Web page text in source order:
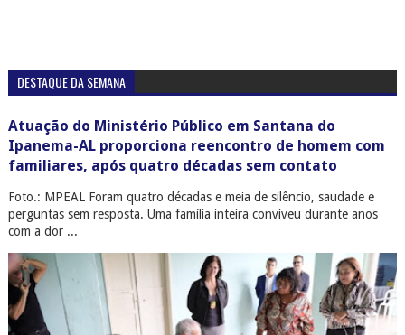
DESTAQUE DA SEMANA
Atuação do Ministério Público em Santana do
Ipanema-AL proporciona reencontro de homem com
familiares, após quatro décadas sem contato
Foto.: MPEAL Foram quatro décadas e meia de silêncio, saudade e
perguntas sem resposta. Uma família inteira conviveu durante anos
com a dor ...